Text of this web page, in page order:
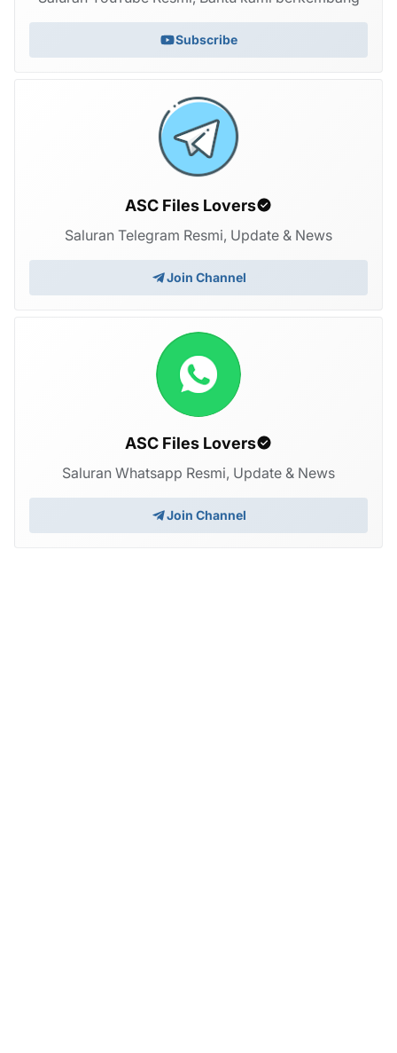
Subscribe
ASC Files Lovers
Saluran Telegram Resmi, Update & News
Join Channel
ASC Files Lovers
Saluran Whatsapp Resmi, Update & News
Join Channel